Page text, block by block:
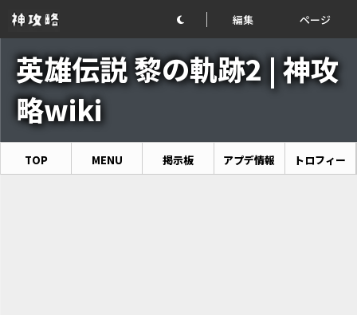
編集 ページ
英雄伝説 黎の軌跡2 | 神攻
略wiki
TOP MENU 掲示板 アプデ情報 トロフィー